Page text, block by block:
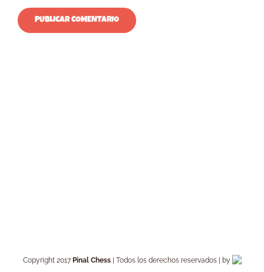
Copyright 2017 Pinal Chess| Todos los derechos reservados | by